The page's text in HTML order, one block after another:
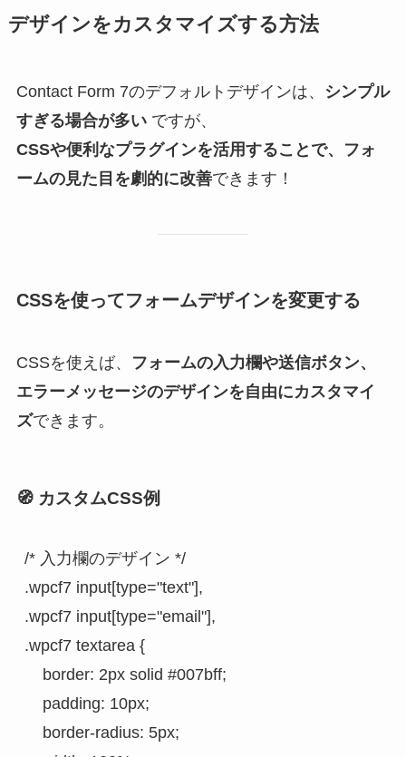
デザインをカスタマイズする方法
Contact Form 7のデフォルトデザインは、
シンプル
すぎる場合が多いですが、
CSSや便利なプラグインを活用することで、フォ
ームの見た目を劇的に改善できます！
CSSを使ってフォームデザインを変更する
CSSを使えば、
フォームの入力欄や送信ボタン、
エラーメッセージのデザインを自由にカスタマイ
ズできます。
🧭 カスタムCSS例
/* 入力欄のデザイン */
.wpcf7 input[type="text"],
.wpcf7 input[type="email"],
.wpcf7 textarea {
    border: 2px solid #007bff;
    padding: 10px;
    border-radius: 5px;